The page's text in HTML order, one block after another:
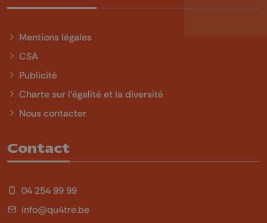
Mentions légales
CSA
Publicité
Charte sur l'égalité et la diversité
Nous contacter
Contact
04 254 99 99
info@qu4tre.be